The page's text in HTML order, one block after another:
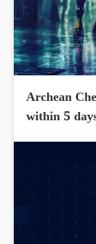
Archean
within 5